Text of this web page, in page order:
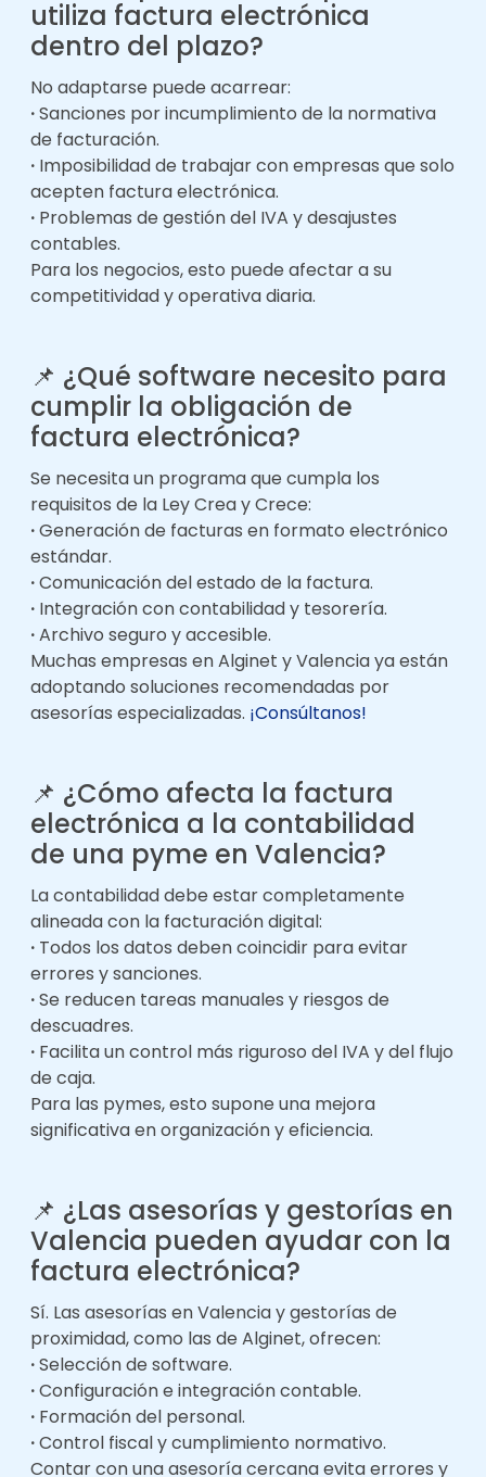
utiliza factura electrónica
dentro del plazo?
No adaptarse puede acarrear:
·Sanciones por incumplimiento de la normativa
de facturación.
· Imposibilidad de trabajar con empresas que solo
acepten factura electrónica.
· Problemas de gestión del IVA y desajustes
contables.
Para los negocios, esto puede afectar a su
competitividad y operativa diaria.
📌 ¿Qué software necesito para
cumplir la obligación de
factura electrónica?
Se necesita un programa que cumpla los
requisitos de la Ley Crea y Crece:
·Generación de facturas en formato electrónico
estándar.
·Comunicación del estado de la factura.
· Integración con contabilidad y tesorería.
·Archivo seguro y accesible.
Muchas empresas en Alginet y Valencia ya están
adoptando soluciones recomendadas por
asesorías especializadas. ¡Consúltanos!
📌 ¿Cómo afecta la factura
electrónica a la contabilidad
de una pyme en Valencia?
La contabilidad debe estar completamente
alineada con la facturación digital:
· Todos los datos deben coincidir para evitar
errores y sanciones.
·Se reducen tareas manuales y riesgos de
descuadres.
· Facilita un control más riguroso del IVA y del flujo
de caja.
Para las pymes, esto supone una mejora
significativa en organización y eficiencia.
📌 ¿Las asesorías y gestorías en
Valencia pueden ayudar con la
factura electrónica?
Sí. Las asesorías en Valencia y gestorías de
proximidad, como las de Alginet, ofrecen:
·Selección de software.
·Configuración e integración contable.
· Formación del personal.
·Control fiscal y cumplimiento normativo.
Contar con una asesoría cercana evita errores y